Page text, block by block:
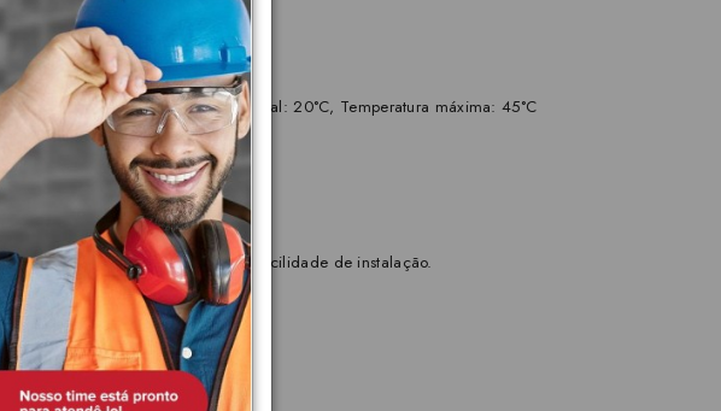
e livre de vazamentos.
Temperatura: Temperatura nominal: 20°C, Temperatura máxima: 45°C
qualidade, durabilidade e facilidade de instalação.